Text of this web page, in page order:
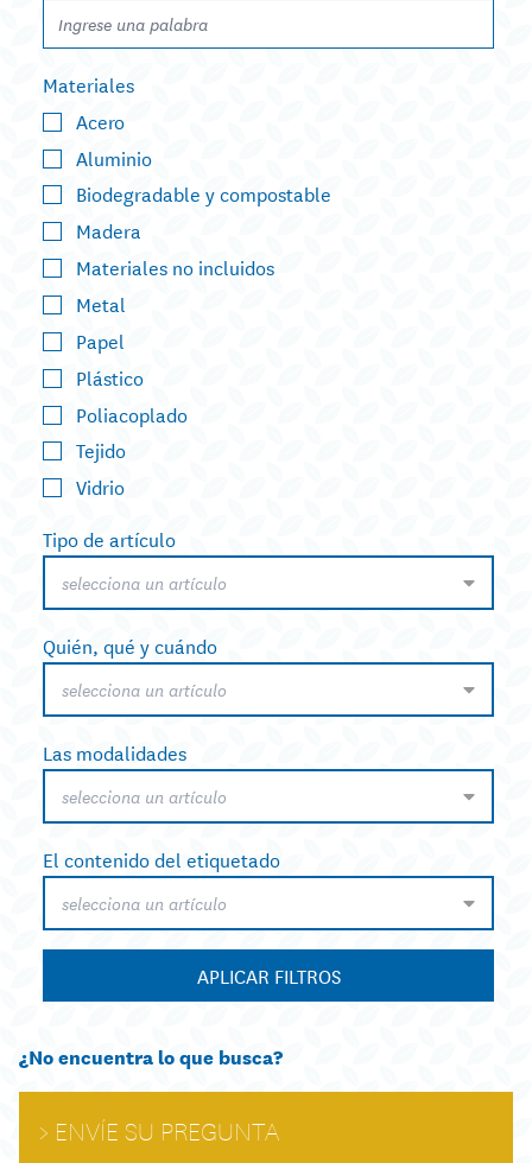
Materiales
Acero
Aluminio
Biodegradable y compostable
Madera
Materiales no incluidos
Metal
Papel
Plástico
Poliacoplado
Tejido
Vidrio
Tipo de artículo
selecciona un artículo
Quién, qué y cuándo
selecciona un artículo
Las modalidades
selecciona un artículo
El contenido del etiquetado
selecciona un artículo
APLICAR FILTROS
¿No encuentra lo que busca?
ENVÍE SU PREGUNTA